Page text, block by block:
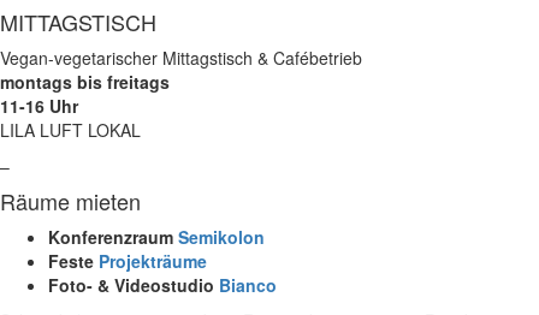
MITTAGSTISCH
Vegan-vegetarischer Mittagstisch & Cafébetrieb
montags bis freitags
11-16 Uhr
LILA LUFT LOKAL
–
Räume mieten
Konferenzraum Semikolon
Feste Projekträume
Foto- & Videostudio Bianco